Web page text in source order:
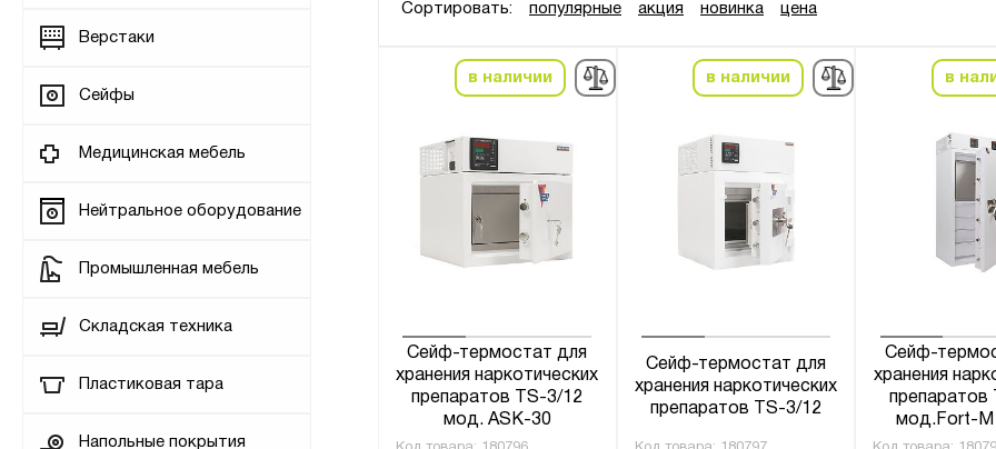
Верстаки
Сейфы
Медицинская мебель
Нейтральное оборудование
Промышленная мебель
Складская техника
Пластиковая тара
Напольные покрытия
Сортировать: популярные акция новинка цена
в наличии
Сейф-термостат для
хранения наркотических
препаратов TS-3/12
мод. ASK-30
в наличии
Сейф-термостат для
хранения наркотических
препаратов TS-3/12
в
Сейф-
хранения
препаратов
мод.Fort-M